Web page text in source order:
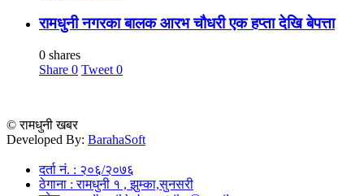
रामधुनी नगरका बालक आरभ चौधरी एक हप्ता देखि बेपत्ता
0 shares
Share 0 Tweet 0
© रामधुनी खबर
Developed By: BarahaSoft
दर्ता नं. : २०६/२०७६
ठेगाना : रामधुनी १ , झुम्का,सुनसरी